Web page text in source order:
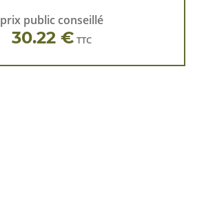
prix public conseillé
30.22 € TTC